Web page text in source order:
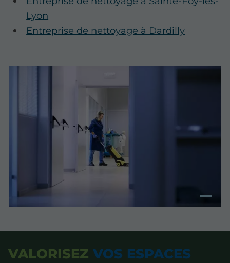
Lyon
Entreprise de nettoyage à Dardilly
VALORISEZ VOS ESPACES